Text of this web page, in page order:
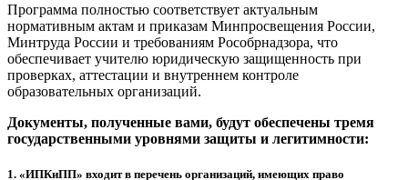
Программа полностью соответствует актуальным
нормативным актам и приказам Минпросвещения России,
Минтруда России и требованиям Рособрнадзора, что
обеспечивает учителю юридическую защищенность при
проверках, аттестации и внутреннем контроле
образовательных организаций.
Документы, полученные вами, будут обеспечены тремя
государственными уровнями защиты и легитимности:
1. «ИПКиПП» входит в перечень организаций, имеющих право